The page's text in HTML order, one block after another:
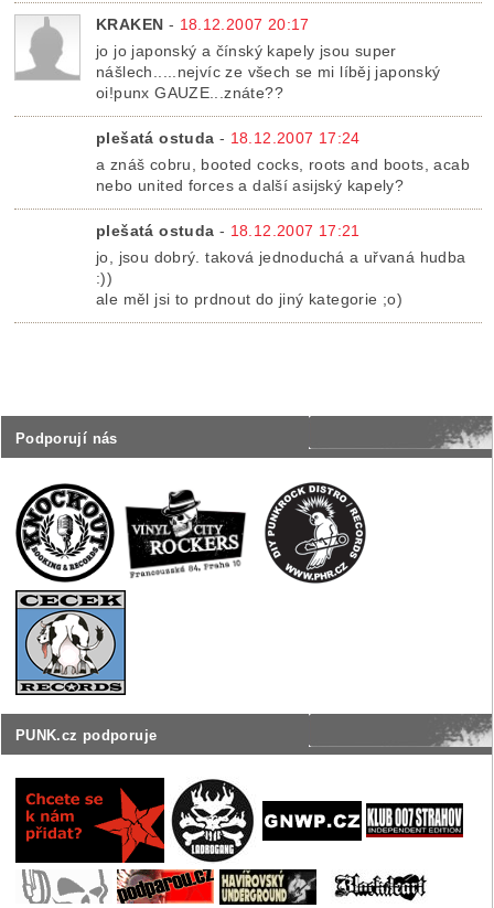
Podporují nás
PUNK.cz podporuje
KRAKEN - 18.12.2007 20:17
jo jo japonský a čínský kapely jsou super
nášlech.....nejvíc ze všech se mi líběj japonský
oi!punx GAUZE...znáte??
plešatá ostuda - 18.12.2007 17:24
a znáš cobru, booted cocks, roots and boots, acab
nebo united forces a další asijský kapely?
plešatá ostuda - 18.12.2007 17:21
jo, jsou dobrý. taková jednoduchá a uřvaná hudba
:))
ale měl jsi to prdnout do jiný kategorie ;o)